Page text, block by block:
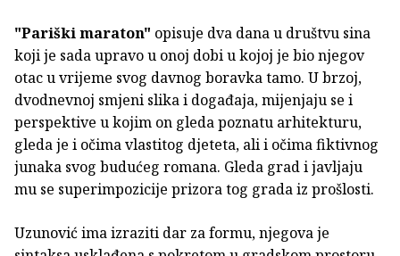
"Pariški maraton" opisuje dva dana u društvu sina
koji je sada upravo u onoj dobi u kojoj je bio njegov
otac u vrijeme svog davnog boravka tamo. U brzoj,
dvodnevnoj smjeni slika i događaja, mijenjaju se i
perspektive u kojim on gleda poznatu arhitekturu,
gleda je i očima vlastitog djeteta, ali i očima fiktivnog
junaka svog budućeg romana. Gleda grad i javljaju
mu se superimpozicije prizora tog grada iz prošlosti.
Uzunović ima izraziti dar za formu, njegova je